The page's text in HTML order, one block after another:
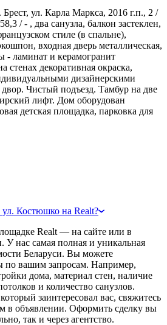
Брест, ул. Карла Маркса, 2016 г.п., 2 /
/ - , два санузла, балкон застеклен,
стиле (в спальне),
входная дверь металлическая,
- ламинат и керамогранит
стенах декоративная окраска,
дизайнерскими
Чистый подъезд. Тамбур на две
лифт. Дом оборудован
детская площадка, парковка для
Костюшко на Realt?
Realt — на сайте или в
нас самая полная и уникальная
Беларуси. Вы можете
по вашим запросам. Например,
дома, материал стен, наличие
и количество санузлов.
заинтересовал вас, свяжитесь
в объявлении. Оформить сделку вы
так и через агентство.